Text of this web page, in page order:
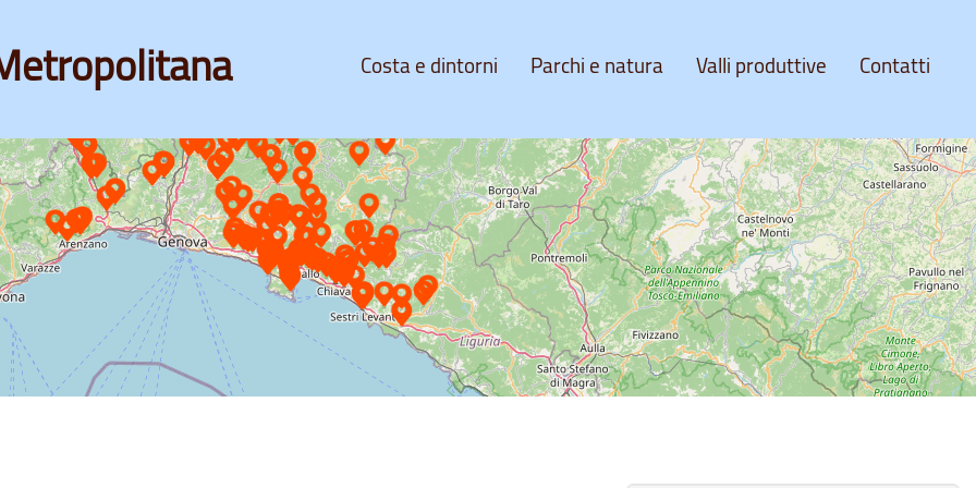
Costa e dintorni Parchi e natura Valli produttive Contatti